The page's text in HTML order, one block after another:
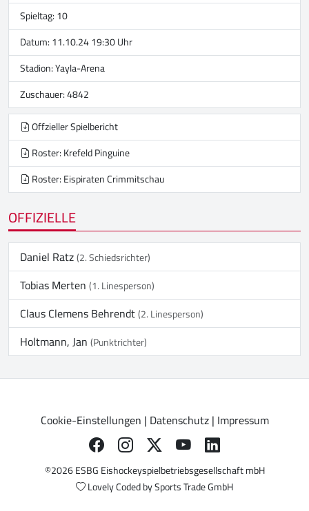
Spieltag: 10
Datum: 11.10.24 19:30 Uhr
Stadion:Yayla-Arena
Zuschauer: 4842
Offzieller Spielbericht
Roster: Krefeld Pinguine
Roster: Eispiraten Crimmitschau
OFFIZIELLE
Daniel Ratz(2. Schiedsrichter)
Tobias Merten(1. Linesperson)
Claus Clemens Behrendt(2. Linesperson)
Holtmann, Jan(Punktrichter)
Cookie-Einstellungen | Datenschutz| Impressum
©2026 ESBG Eishockeyspielbetriebsgesellschaft mbH
Lovely Coded bySports Trade GmbH